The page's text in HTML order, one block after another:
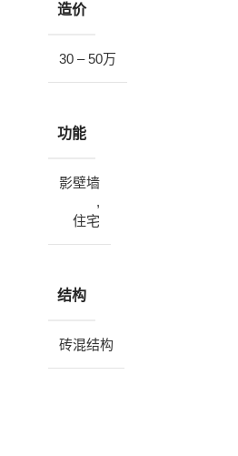
造价
30 – 50万
功能
影壁墙
,
住宅
结构
砖混结构